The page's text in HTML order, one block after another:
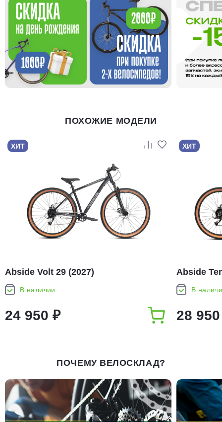
ПОХОЖИЕ МОДЕЛИ
ХИТ
Abside Volt 29 (2027)
В наличии
24 950 ₽
ХИТ
Abside
В
28
ПОЧЕМУ ВЕЛОСКЛАД?